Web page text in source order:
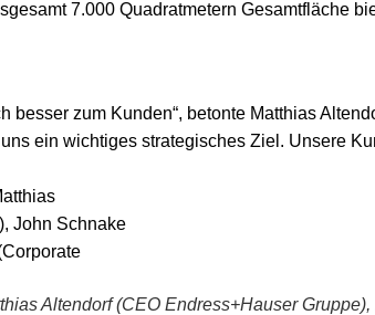
7.000 Quadratmetern Gesamtfläche
besser zum Kunden“, betonte Matthias
ein wichtiges strategisches Ziel. Unsere
Altendorf (CEO Endress+Hauser